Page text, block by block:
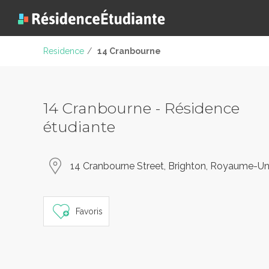
Residence / 14 Cranbourne
14 Cranbourne - Résidence
étudiante
14 Cranbourne Street, Brighton, Royaume-
Favoris